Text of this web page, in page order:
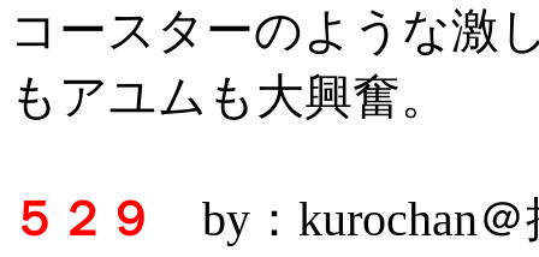
コースターのような激
もアユムも大興奮。
５２９
by：kurochan